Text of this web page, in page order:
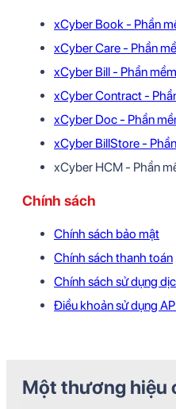
xCyber Book - Phần
xCyber Care - Phần
xCyber Bill - Phần
xCyber Contract -
xCyber Doc - Phần
xCyber BillStore -
xCyber HCM - Phần
Chính sách
Chính sách bảo mật
Chính sách thanh toán
Chính sách sử dụng
Điều khoản sử dụng
Một thương hiệu